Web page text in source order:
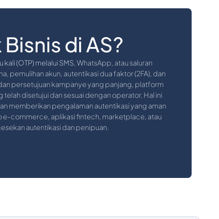
di AS?
kali (OTP) melalui SMS, WhatsApp, atau saluran
pemulihan akun, autentikasi dua faktor (2FA), dan
persetujuan kampanye yang panjang, platform
disetujui dan sesuai dengan operator. Hal ini
memberikan pengalaman autentikasi yang aman
e-commerce, aplikasi fintech, marketplace, atau
autentikasi dan penipuan.